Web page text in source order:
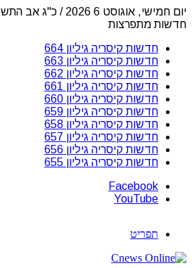
יום חמישי, אוגוסט 6 2026 / כ"ג אב התשפ"ו
חדשות מתפרצות
חדשות קיסריה גיליון 664
חדשות קיסריה גיליון 663
חדשות קיסריה גיליון 662
חדשות קיסריה גיליון 661
חדשות קיסריה גיליון 660
חדשות קיסריה גיליון 659
חדשות קיסריה גיליון 658
חדשות קיסריה גיליון 657
חדשות קיסריה גיליון 656
חדשות קיסריה גיליון 655
Facebook
YouTube
תפריט